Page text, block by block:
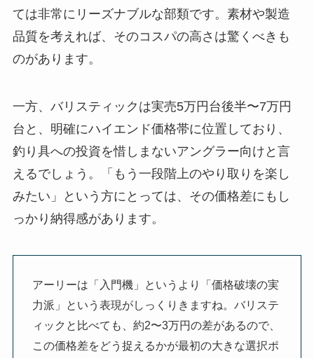
ては非常にリーズナブルな部類です。素材や製造
品質を考えれば、そのコスパの高さは驚くべきも
のがあります。
一方、バリスティックは実売5万円台後半〜7万円
台と、明確にハイエンド価格帯に位置しており、
釣り具への投資を惜しまないアングラー向けと言
えるでしょう。「もう一段階上のやり取りを楽し
みたい」という方にとっては、その価格差にもし
っかり納得感があります。
アーリーは「入門機」というより「価格破壊の実
力派」という表現がしっくりきますね。バリステ
ィックと比べても、約2〜3万円の差があるので、
この価格差をどう捉えるかが最初の大きな選択ポ